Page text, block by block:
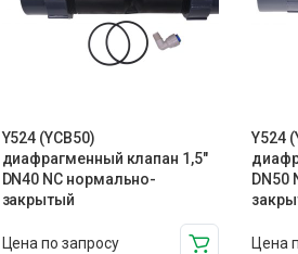
Y524 (YCB50)
диафрагменный клапан 1,5″
DN40 NC нормально-
закрытый
Цена по запросу
Y524
DN50
Цена